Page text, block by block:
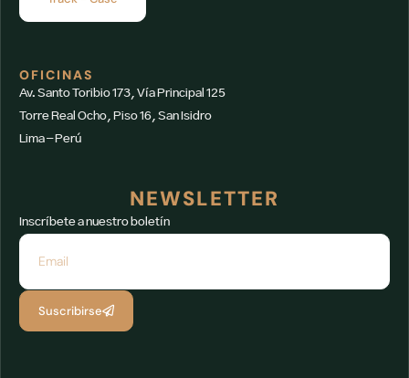
OFICINAS
Av. Santo Toribio 173, Vía Principal 125
Torre Real Ocho, Piso 16, San Isidro
Lima – Perú
NEWSLETTER
Inscríbete a nuestro boletín
Suscribirse